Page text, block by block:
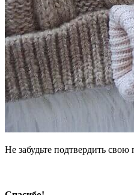
Не забудьте подтвердить свою